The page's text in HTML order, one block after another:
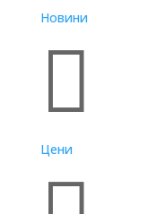
Новини

Цени